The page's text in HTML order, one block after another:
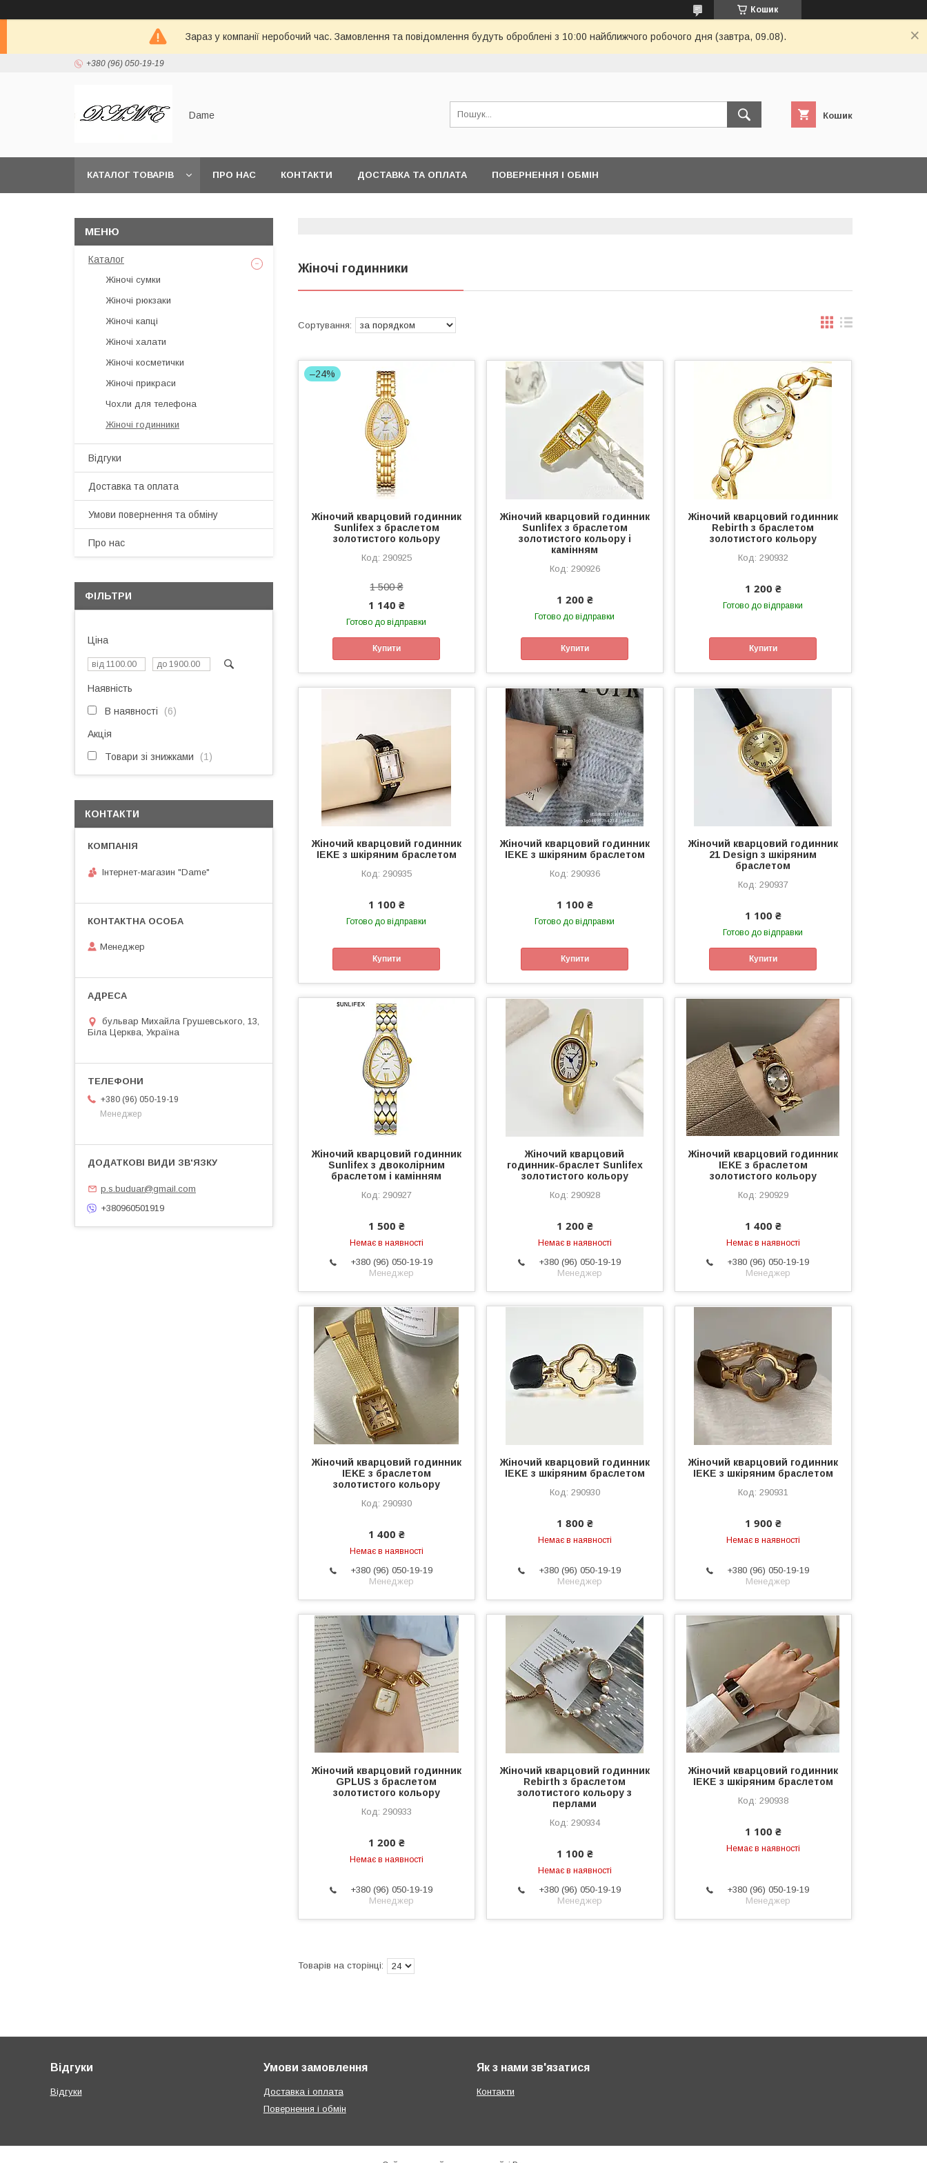
Кошик
Зараз у компанії неробочий час. Замовлення та повідомлення будуть оброблені з 10:00 найближчого робочого дня (завтра, 09.08).
+380 (96) 050-19-19
Dame Кошик
КАТАЛОГ ТОВАРІВ ПРО НАС КОНТАКТИ ДОСТАВКА ТА ОПЛАТА ПОВЕРНЕННЯ І ОБМІН
Жіночі годинники
–24%
Жіночий кварцовий годинник
Sunlifex з браслетом
золотистого кольору
290925
1 500 ₴
1 140 ₴
Готово до відправки
Купити
Жіночий кварцовий годинник
Sunlifex з браслетом
золотистого кольору і
камінням
290926
1 200 ₴
Готово до відправки
Купити
Жіночий кварцовий годинник
Rebirth з браслетом
золотистого кольору
290932
1 200 ₴
Готово до відправки
Купити
Жіночий кварцовий годинник
IEKE з шкіряним браслетом
290935
1 100 ₴
Готово до відправки
Купити
Жіночий кварцовий годинник
IEKE з шкіряним браслетом
290936
1 100 ₴
Готово до відправки
Купити
Жіночий кварцовий годинник
21 Design з шкіряним
браслетом
290937
1 100 ₴
Готово до відправки
Купити
Жіночий кварцовий годинник
Sunlifex з двоколірним
браслетом і камінням
290927
1 500 ₴
Немає в наявності
+380 (96) 050-19-19
Менеджер
Жіночий кварцовий
годинник-браслет Sunlifex
золотистого кольору
290928
1 200 ₴
Немає в наявності
+380 (96) 050-19-19
Менеджер
Жіночий кварцовий годинник
IEKE з браслетом
золотистого кольору
290929
1 400 ₴
Немає в наявності
+380 (96) 050-19-19
Менеджер
Жіночий кварцовий годинник
IEKE з браслетом
золотистого кольору
290930
1 400 ₴
Немає в наявності
+380 (96) 050-19-19
Менеджер
Жіночий кварцовий годинник
IEKE з шкіряним браслетом
290930
1 800 ₴
Немає в наявності
+380 (96) 050-19-19
Менеджер
Жіночий кварцовий годинник
IEKE з шкіряним браслетом
290931
1 900 ₴
Немає в наявності
+380 (96) 050-19-19
Менеджер
Жіночий кварцовий годинник
GPLUS з браслетом
золотистого кольору
290933
1 200 ₴
Немає в наявності
+380 (96) 050-19-19
Менеджер
Жіночий кварцовий годинник
Rebirth з браслетом
золотистого кольору з
перлами
290934
1 100 ₴
Немає в наявності
+380 (96) 050-19-19
Менеджер
Жіночий кварцовий годинник
IEKE з шкіряним браслетом
290938
1 100 ₴
Немає в наявності
+380 (96) 050-19-19
Менеджер
Каталог
Жіночі сумки
Жіночі рюкзаки
Жіночі капці
Жіночі халати
Жіночі косметички
Жіночі прикраси
Чохли для телефона
Жіночі годинники
Відгуки
Доставка та оплата
Умови повернення та обміну
Про нас
ФІЛЬТРИ
Ціна
Наявність
В наявності 6
Акція
Товари зі знижками 1
КОНТАКТИ
Інтернет-магазин "Dame"
Менеджер
бульвар Михайла Грушевського, 13,
Біла Церква, Україна
+380 (96) 050-19-19
Менеджер
p.s.buduar@gmail.com
+380960501919
Відгуки
Відгуки
Умови замовлення
Доставка і оплата
Повернення і обмін
Як з нами зв'язатися
Контакти